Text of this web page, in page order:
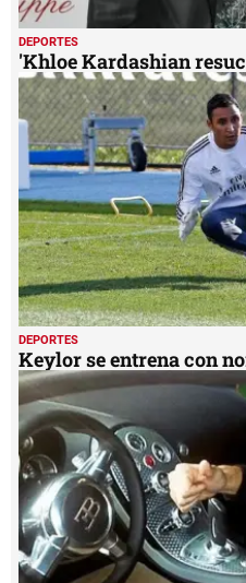
DEPORTES
'Khloe Kardashian
DEPORTES
Keylor se entrena con